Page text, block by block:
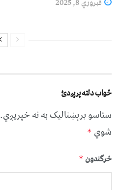
ځواب دلته پرېږدئ
ستاسو برېښناليک به نه خپريږي.
شوي *
څرگندون *